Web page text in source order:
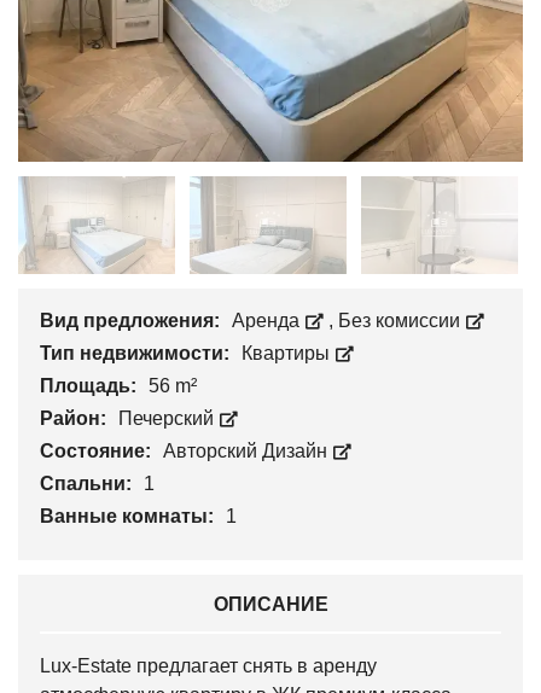
Вид предложения: Аренда , Без комиссии
Тип недвижимости:
Квартиры
Площадь:
56 m²
Район:
Печерский
Состояние:
Авторский Дизайн
Спальни:
1
Ванные комнаты:
1
ОПИСАНИЕ
Lux-Estate предлагает снять в аренду